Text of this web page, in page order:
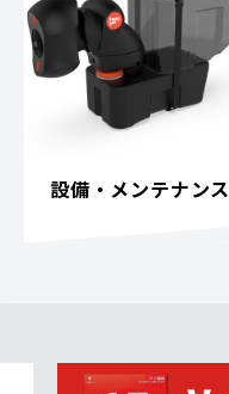
設備・メンテナンス